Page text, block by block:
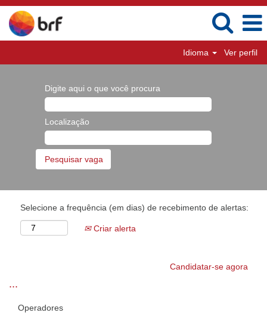
Idioma Ver perfil
Digite aqui o que você procura
Localização
Selecione a frequência (em dias) de recebimento de alertas:
Criar alerta
Candidatar-se agora
...
Operadores